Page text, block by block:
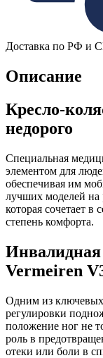
Доставка по РФ и
Описание
Кресло-
недорого
Специальная
элементом для
обеспечивая им
лучших моделей на
которая сочетает в
степень комфорта.
Инвалидная
Vermeiren
Одним из ключевых
регулировки
положение ног не
роль в
отеки или боли в